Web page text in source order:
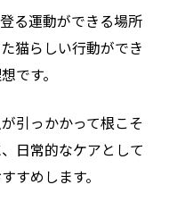
る運動ができる場所
猫らしい行動ができ
です。
引っかかって根こそ
日常的なケアとして
すめします。